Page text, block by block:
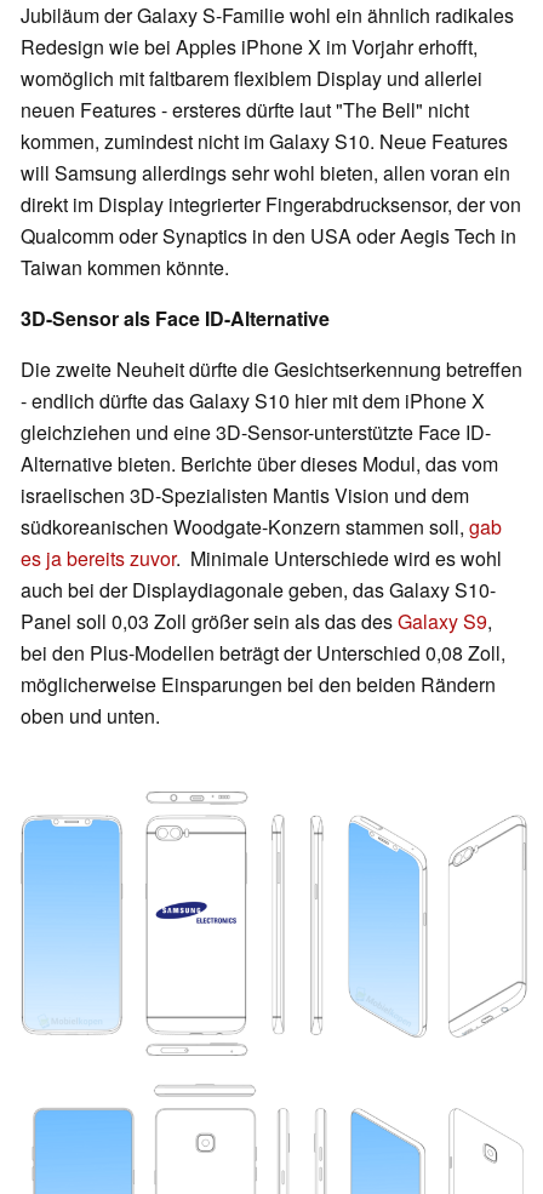
Jubiläum der Galaxy S-Familie wohl ein ähnlich radikales
Redesign wie bei Apples iPhone X im Vorjahr erhofft,
womöglich mit faltbarem flexiblem Display und allerlei
neuen Features - ersteres dürfte laut "The Bell" nicht
kommen, zumindest nicht im Galaxy S10. Neue Features
will Samsung allerdings sehr wohl bieten, allen voran ein
direkt im Display integrierter Fingerabdrucksensor, der von
Qualcomm oder Synaptics in den USA oder Aegis Tech in
Taiwan kommen könnte.
3D-Sensor als Face ID-Alternative
Die zweite Neuheit dürfte die Gesichtserkennung betreffen
- endlich dürfte das Galaxy S10 hier mit dem iPhone X
gleichziehen und eine 3D-Sensor-unterstützte Face ID-
Alternative bieten. Berichte über dieses Modul, das vom
israelischen 3D-Spezialisten Mantis Vision und dem
südkoreanischen Woodgate-Konzern stammen soll, gab
es ja bereits zuvor. Minimale Unterschiede wird es wohl
auch bei der Displaydiagonale geben, das Galaxy S10-
Panel soll 0,03 Zoll größer sein als das desGalaxy S9,
bei den Plus-Modellen beträgt der Unterschied 0,08 Zoll,
möglicherweise Einsparungen bei den beiden Rändern
oben und unten.